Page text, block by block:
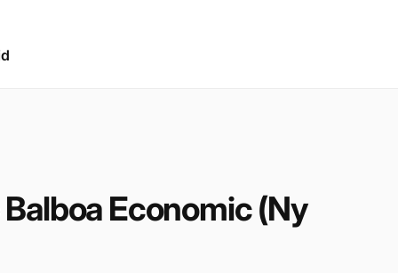
Economic (Ny